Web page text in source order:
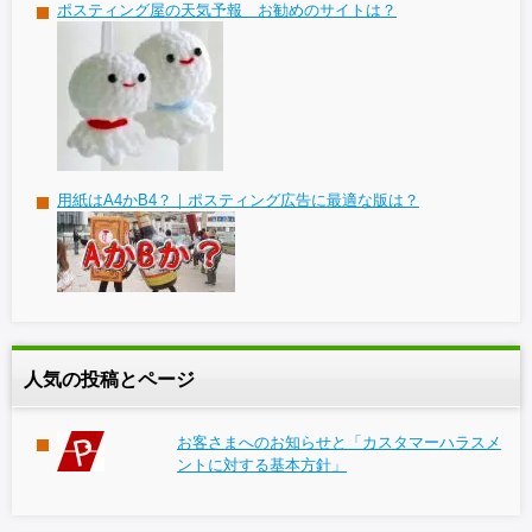
ポスティング屋の天気予報 お勧めのサイトは？
用紙はA4かB4？｜ポスティング広告に最適な版は？
人気の投稿とページ
お客さまへのお知らせと「カスタマーハラスメ
ントに対する基本方針」